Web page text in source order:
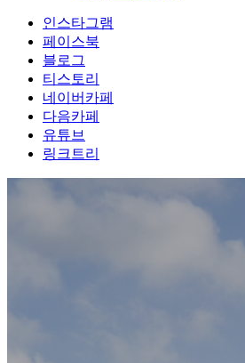
인스타그램
페이스북
블로그
티스토리
네이버카페
다음카페
유튜브
링크트리